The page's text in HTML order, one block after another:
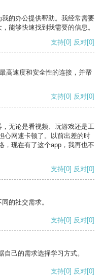
的办公提供帮助。我经常需要
能够快速找到我需要的信息。
支持[0] 反对[0]
高速度和安全性的连接，并帮
支持[0] 反对[0]
无论是看视频、玩游戏还是工
心网速卡顿了。以前出差的时
，现在有了这个app，我再也不
支持[0] 反对[0]
的社交需求。
支持[0] 反对[0]
己的需求选择学习方式。
支持[0] 反对[0]